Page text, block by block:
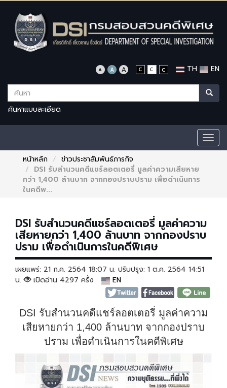
TH EN
ค้นหาแบบละเอียด
หน้าหลัก
ข่าวประชาสัมพันธ์ภารกิจ
DSI รับสำนวนคดีแชร์ลอตเตอรี่ มูลค่าความเสียหาย
กว่า 1,400 ล้านบาท จากกองปราบปราม เพื่อดำเนินการ
ในคดีพ...
DSI รับสำนวนคดีแชร์ลอตเตอรี่ มูลค่าความ
เสียหายกว่า 1,400 ล้านบาท จากกองปราบ
ปราม เพื่อดำเนินการในคดีพิเศษ
เผยแพร่: 21 ก.ค. 2564 18:07 น. ปรับปรุง: 1 ต.ค. 2564 14:51
น.
เปิดอ่าน 4297 ครั้ง EN
DSI รับสำนวนคดีแชร์ลอตเตอรี่ มูลค่าความ
เสียหายกว่า 1,400 ล้านบาท จากกองปราบ
ปราม เพื่อดำเนินการในคดีพิเศษ